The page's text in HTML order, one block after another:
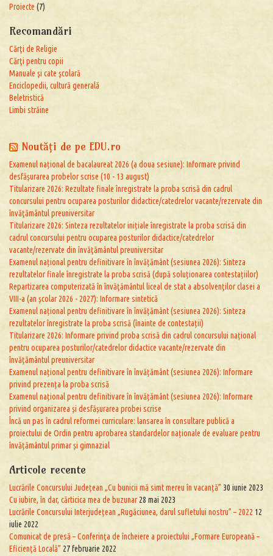
Proiecte (7)
Recomandări
Cărţi de Religie
Cărţi pentru copii
Manuale şi cate şcolară
Enciclopedii, cultură generală
Beletristică
Limbi străine
Noutăţi de pe EDU.ro
Examenul național de bacalaureat 2026 (a doua sesiune): Informare privind
desfășurarea probelor scrise (10 - 13 august)
Titularizare 2026: Rezultate finale înregistrate la proba scrisă din cadrul
concursului pentru ocuparea posturilor didactice/catedrelor vacante/rezervate din
învăţământul preuniversitar
Titularizare 2026: Sinteza rezultatelor inițiale înregistrate la proba scrisă din
cadrul concursului pentru ocuparea posturilor didactice/catedrelor
vacante/rezervate din învăţământul preuniversitar
Examenul național pentru definitivare în învățământ (sesiunea 2026): Sinteza
rezultatelor finale înregistrate la proba scrisă (după soluționarea contestațiilor)
Repartizarea computerizată în învăţământul liceal de stat a absolvenţilor clasei a
VIII-a (an școlar 2026 - 2027): Informare sintetică
Examenul național pentru definitivare în învățământ (sesiunea 2026): Sinteza
rezultatelor înregistrate la proba scrisă (înainte de contestații)
Titularizare 2026: Informare privind proba scrisă din cadrul concursului național
pentru ocuparea posturilor/catedrelor didactice vacante/rezervate din
învățământul preuniversitar
Examenul național pentru definitivare în învățământ (sesiunea 2026): Informare
privind prezența la proba scrisă
Examenul național pentru definitivare în învățământ (sesiunea 2026): Informare
privind organizarea și desfășurarea probei scrise
Încă un pas în cadrul reformei curriculare: lansarea în consultare publică a
proiectului de Ordin pentru aprobarea standardelor naționale de evaluare pentru
învățământul primar și gimnazial
Articole recente
Lucrările Concursului Județean „Cu bunicii mă simt mereu în vacanță” 30 iunie 2023
Cu iubire, în dar, cărticica mea de buzunar 28 mai 2023
Lucrările Concursului Interjudețean „Rugăciunea, darul sufletului nostru” – 2022 12
iulie 2022
Comunicat de presă – Conferinţa de încheiere a proiectului „Formare Europeană –
Eficienţă Locală” 27 februarie 2022